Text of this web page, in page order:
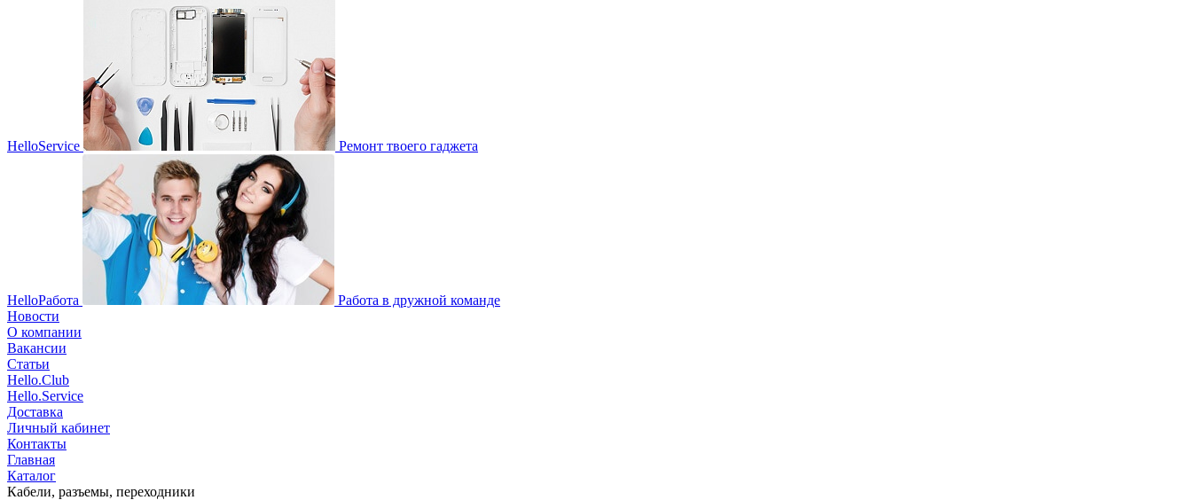
HelloService Ремонт твоего гаджета
HelloРабота
Работа в дружной команде
Новости
О компании
Вакансии
Статьи
Hello.Club
Hello.Service
Доставка
Личный кабинет
Контакты
Главная
Каталог
Кабели, разъемы, переходники